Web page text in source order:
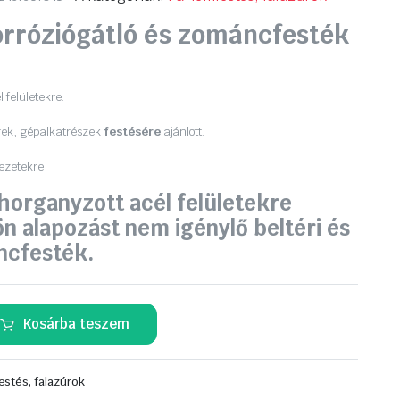
és zománcfesték
felületekre.
gépalkatrészek festéséreajánlott.
acél felületekre
alapozást nem igénylő beltéri és
Kosárba teszem
falazúrok